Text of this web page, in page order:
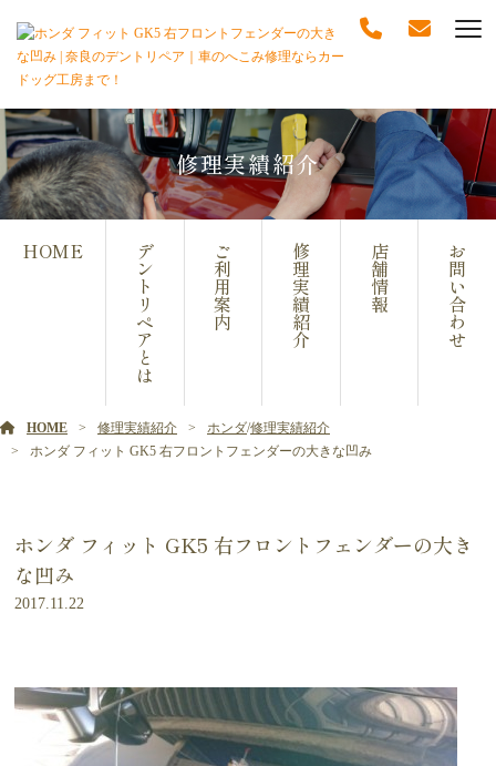
修理実績紹介
HOME デ
ン
ト
リ
ペ
ア
と
は
ご
利
用
案
内
修
理
実
績
紹
介
店
舗
情
報
お
問
い
合
わ
せ
HOME 修理実績紹介 ホンダ/修理実績紹介
ホンダ フィット GK5 右フロントフェンダーの大きな凹み
ホンダ フィット GK5 右フロントフェンダーの大き
な凹み
2017.11.22